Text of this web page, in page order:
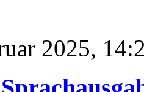
2025,